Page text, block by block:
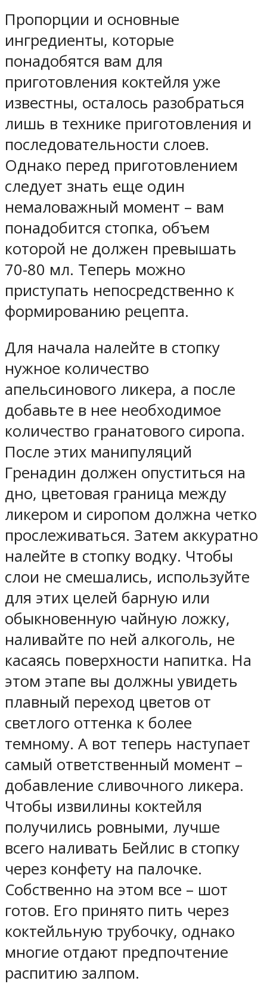
Пропорции и основные
ингредиенты, которые
понадобятся вам для
приготовления коктейля уже
известны, осталось разобраться
лишь в технике приготовления и
последовательности слоев.
Однако перед приготовлением
следует знать еще один
немаловажный момент – вам
понадобится стопка, объем
которой не должен превышать
70-80 мл. Теперь можно
приступать непосредственно к
формированию рецепта.
Для начала налейте в стопку
нужное количество
апельсинового ликера, а после
добавьте в нее необходимое
количество гранатового сиропа.
После этих манипуляций
Гренадин должен опуститься на
дно, цветовая граница между
ликером и сиропом должна четко
прослеживаться. Затем аккуратно
налейте в стопку водку. Чтобы
слои не смешались, используйте
для этих целей барную или
обыкновенную чайную ложку,
наливайте по ней алкоголь, не
касаясь поверхности напитка. На
этом этапе вы должны увидеть
плавный переход цветов от
светлого оттенка к более
темному. А вот теперь наступает
самый ответственный момент –
добавление сливочного ликера.
Чтобы извилины коктейля
получились ровными, лучше
всего наливать Бейлис в стопку
через конфету на палочке.
Собственно на этом все – шот
готов. Его принято пить через
коктейльную трубочку, однако
многие отдают предпочтение
распитию залпом.